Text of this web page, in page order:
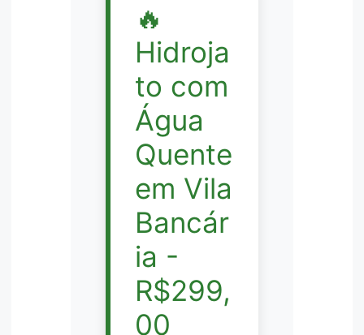
🔥
Hidroja
to com
Água
Quente
em Vila
Bancár
ia -
R$299,
00